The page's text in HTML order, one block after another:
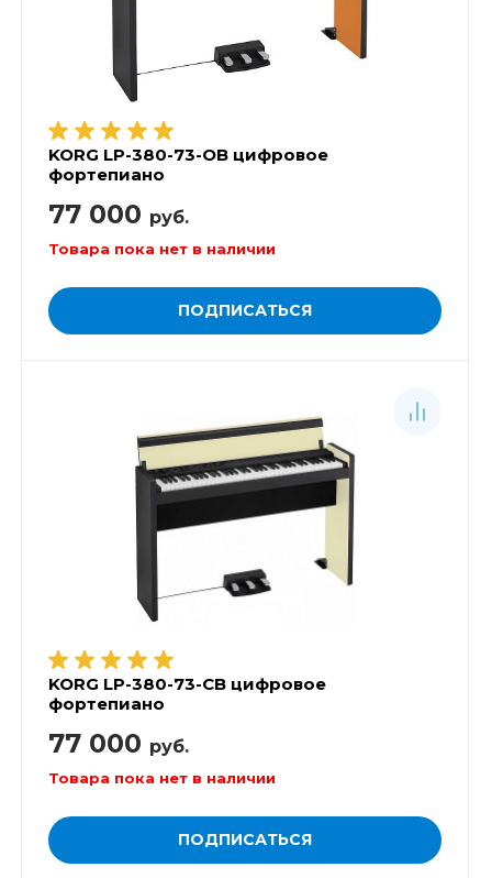
KORG LP-380-73-OB цифровое
фортепиано
77 000 руб.
Товара пока нет в наличии
ПОДПИСАТЬСЯ
KORG LP-380-73-CB цифровое
фортепиано
77 000 руб.
Товара пока нет в наличии
ПОДПИСАТЬСЯ